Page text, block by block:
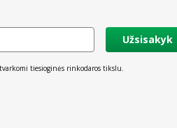
Užsisakyk
tiesioginės rinkodaros tikslu.